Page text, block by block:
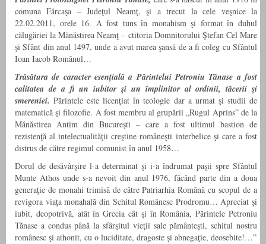
comuna Fărcaşa – Judeţul Neamţ, şi a trecut la cele veşnice la
22.02.2011, orele 16. A fost tuns în monahism şi format în duhul
călugăriei la Mănăstirea Neamţ – ctitoria Domnitorului Ştefan Cel Mare
şi Sfânt din anul 1497, unde a avut marea şansă de a fi coleg cu Sfântul
Ioan Iacob Românul…
Trăsătura de caracter esenţială a Părintelui Petroniu Tănase a fost
calitatea de a fi un iubitor şi un împlinitor al ordinii, tăcerii şi
smereniei. Părintele este licenţiat în teologie dar a urmat şi studii de
matematică şi filozofie. A fost membru al grupării „Rugul Aprins” de la
Mănăstirea Antim din Bucureşti – care a fost ultimul bastion de
rezistenţă al intelectualităţii creştine româneşti interbelice şi care a fost
distrus de către regimul comunist în anul 1958…
Dorul de desăvârşire l-a determinat şi i-a îndrumat paşii spre Sfântul
Munte Athos unde s-a nevoit din anul 1976, făcând parte din a doua
generaţie de monahi trimisă de către Patriarhia Română cu scopul de a
revigora viaţa monahală din Schitul Românesc Prodromu… Apreciat şi
iubit, deopotrivă, atât în Grecia cât şi în România, Părintele Petroniu
Tănase a condus până la sfârşitul vieţii sale pământeşti, schitul nostru
românesc şi athonit, cu o luciditate, dragoste şi abnegaţie, deosebite!…”